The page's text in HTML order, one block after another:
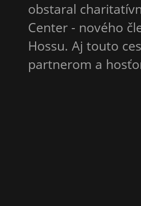
obstaral
Center - nového
Hossu. Aj touto
partnerom a